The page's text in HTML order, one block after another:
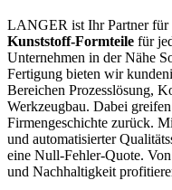
LANGER ist Ihr Partner für
Kunststoff-Formteile für
Unternehmen in der Nähe
Fertigung bieten wir
Bereichen Prozesslösung,
Werkzeugbau. Dabei
Firmengeschichte zurück.
und automatisierter
eine Null-Fehler-Quote.
und Nachhaltigkeit